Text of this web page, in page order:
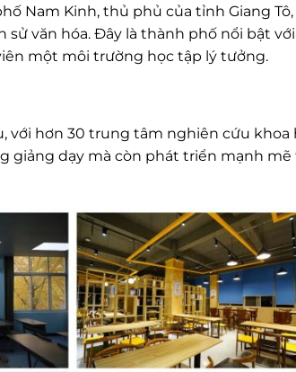
Nam Kinh, thủ phủ của tỉnh Giang Tô,
sử văn hóa. Đây là thành phố nổi bật
một môi trường học tập lý tưởng.
với hơn 30 trung tâm nghiên cứu khoa
giảng dạy mà còn phát triển mạnh